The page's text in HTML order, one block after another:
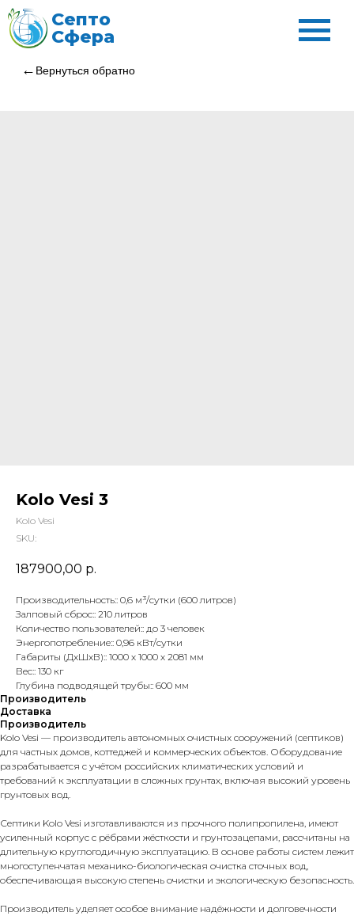
Септо
Сфера
Вернуться обратно
Kolo Vesi 3
Kolo Vesi
SKU:
187900,00 р.
Производительность:: 0,6 м³/сутки (600 литров)
Залповый сброс:: 210 литров
Количество пользователей:: до 3 человек
Энергопотребление:: 0,96 кВт/сутки
Габариты (ДхШхВ):: 1000 х 1000 х 2081 мм
Вес:: 130 кг
Глубина подводящей трубы:: 600 мм
Производитель
Доставка
Производитель
Kolo Vesi — производитель автономных очистных сооружений (септиков)
для частных домов, коттеджей и коммерческих объектов. Оборудование
разрабатывается с учётом российских климатических условий и
требований к эксплуатации в сложных грунтах, включая высокий уровень
грунтовых вод.
Септики Kolo Vesi изготавливаются из прочного полипропилена, имеют
усиленный корпус с рёбрами жёсткости и грунтозацепами, рассчитаны на
длительную круглогодичную эксплуатацию. В основе работы систем лежит
многоступенчатая механико-биологическая очистка сточных вод,
обеспечивающая высокую степень очистки и экологическую безопасность.
Производитель уделяет особое внимание надёжности и долговечности